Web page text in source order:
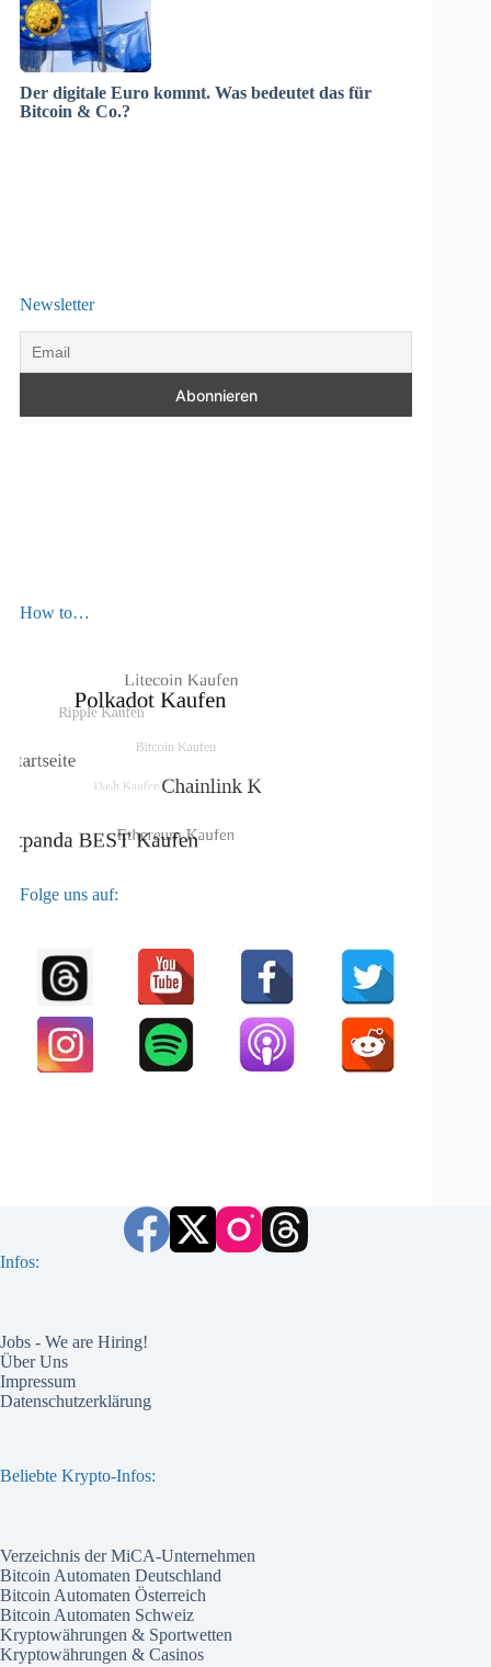
Der digitale Euro kommt. Was bedeutet das für
Bitcoin & Co.?
Newsletter
How to…
Folge uns auf:
Infos:
Jobs - We are Hiring!
Über Uns
Impressum
Datenschutzerklärung
Beliebte Krypto-Infos:
Verzeichnis der MiCA-Unternehmen
Bitcoin Automaten Deutschland
Bitcoin Automaten Österreich
Bitcoin Automaten Schweiz
Kryptowährungen & Sportwetten
Kryptowährungen & Casinos